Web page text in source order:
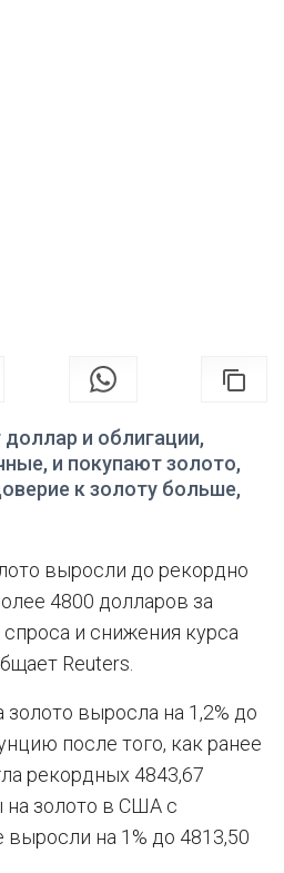
и облигации,
и покупают золото,
к золоту больше,
выросли до рекордно
4800 долларов за
и снижения курса
Reuters.
золото выросла на 1,2% до
после того, как ранее
рекордных 4843,67
золото в США с
на 1% до 4813,50